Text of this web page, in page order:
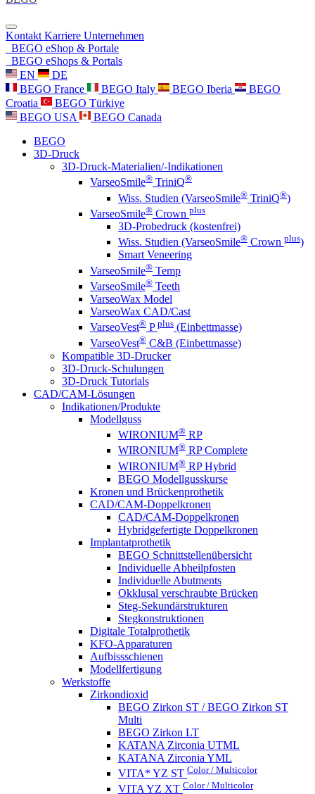
Kontakt Karriere Unternehmen
BEGO eShop & Portale
BEGO eShops & Portals
EN
DE
BEGO France
BEGO Italy BEGO Iberia
BEGO
Croatia
BEGO Türkiye
BEGO USA
BEGO Canada
BEGO
3D-Druck
3D-Druck-Materialien/-Indikationen
VarseoSmile® TriniQ®
Wiss. Studien (VarseoSmile® TriniQ®)
VarseoSmile® Crown plus
3D-Probedruck (kostenfrei)
Wiss. Studien (VarseoSmile® Crown plus)
Smart Veneering
VarseoSmile® Temp
VarseoSmile® Teeth
VarseoWax Model
VarseoWax CAD/Cast
VarseoVest® P plus (Einbettmasse)
VarseoVest® C&B (Einbettmasse)
Kompatible 3D-Drucker
3D-Druck-Schulungen
3D-Druck Tutorials
CAD/CAM-Lösungen
Indikationen/Produkte
Modellguss
WIRONIUM® RP
WIRONIUM® RP Complete
WIRONIUM® RP Hybrid
BEGO Modellgusskurse
Kronen und Brückenprothetik
CAD/CAM-Doppelkronen
CAD/CAM-Doppelkronen
Hybridgefertigte Doppelkronen
Implantatprothetik
BEGO Schnittstellenübersicht
Individuelle Abheilpfosten
Individuelle Abutments
Okklusal verschraubte Brücken
Steg-Sekundärstrukturen
Stegkonstruktionen
Digitale Totalprothetik
KFO-Apparaturen
Aufbissschienen
Modellfertigung
Werkstoffe
Zirkondioxid
BEGO Zirkon ST / BEGO Zirkon ST
Multi
BEGO Zirkon LT
KATANA Zirconia UTML
KATANA Zirconia YML
VITA* YZ ST Color / Multicolor
VITA YZ XT Color / Multicolor